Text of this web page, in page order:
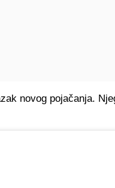
novog pojačanja.